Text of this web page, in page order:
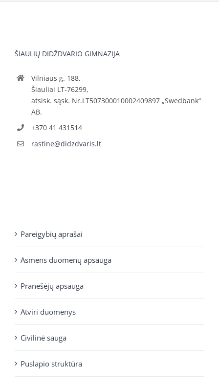
ŠIAULIŲ DIDŽDVARIO GIMNAZIJA
Vilniaus g. 188,
Šiauliai LT-76299,
atsisk. sąsk. Nr.LT507300010002409897 „Swedbank“
AB.
+370 41 431514
rastine@didzdvaris.lt
Pareigybių aprašai
Asmens duomenų apsauga
Pranešėjų apsauga
Atviri duomenys
Civilinė sauga
Puslapio struktūra